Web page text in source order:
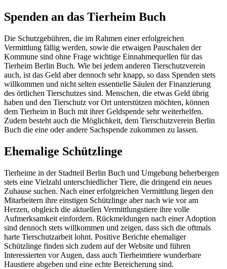
Spenden an das Tierheim Buch
Die Schutzgebühren, die im Rahmen einer erfolgreichen
Vermittlung fällig werden, sowie die etwaigen Pauschalen der
Kommune sind ohne Frage wichtige Einnahmequellen für das
Tierheim Berlin Buch. Wie bei jedem anderen Tierschutzverein
auch, ist das Geld aber dennoch sehr knapp, so dass Spenden stets
willkommen und nicht selten essentielle Säulen der Finanzierung
des örtlichen Tierschutzes sind. Menschen, die etwas Geld übrig
haben und den Tierschutz vor Ort unterstützen möchten, können
dem Tierheim in Buch mit ihrer Geldspende sehr weiterhelfen.
Zudem besteht auch die Möglichkeit, dem Tierschutzverein Berlin
Buch die eine oder andere Sachspende zukommen zu lassen.
Ehemalige Schützlinge
Tierheime in der Stadtteil Berlin Buch und Umgebung beherbergen
stets eine Vielzahl unterschiedlicher Tiere, die dringend ein neues
Zuhause suchen. Nach einer erfolgreichen Vermittlung liegen den
Mitarbeitern ihre einstigen Schützlinge aber nach wie vor am
Herzen, obgleich die aktuellen Vermittlungstiere ihre volle
Aufmerksamkeit einfordern. Rückmeldungen nach einer Adoption
sind dennoch stets willkommen und zeigen, dass sich die oftmals
harte Tierschutzarbeit lohnt. Positive Berichte ehemaliger
Schützlinge finden sich zudem auf der Website und führen
Interessierten vor Augen, dass auch Tierheimtiere wunderbare
Haustiere abgeben und eine echte Bereicherung sind.